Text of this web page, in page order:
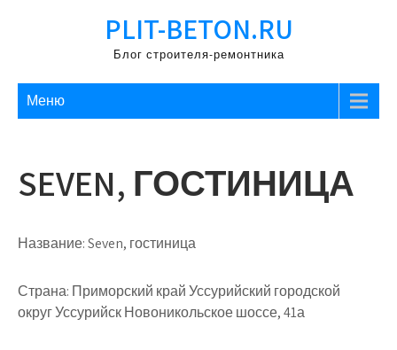
PLIT-BETON.RU
Блог строителя-ремонтника
Меню
SEVEN, ГОСТИНИЦА
Название:Seven, гостиница
Страна: Приморский край Уссурийский городской
округ Уссурийск Новоникольское шоссе, 41а